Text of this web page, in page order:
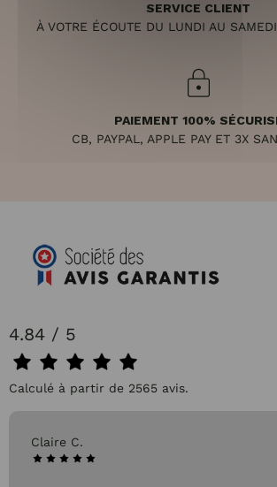
SERVICE CLIENT
À VOTRE ÉCOUTE DU LUNDI AU
PAIEMENT 100%
CB, PAYPAL, APPLE PAY ET 3X
4.84 / 5
Calculé à partir de 2565 avis.
Claire C.